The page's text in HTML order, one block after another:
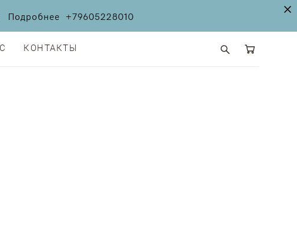
Подробнее +79605228010
КОНТАКТЫ
КОНТАКТЫ